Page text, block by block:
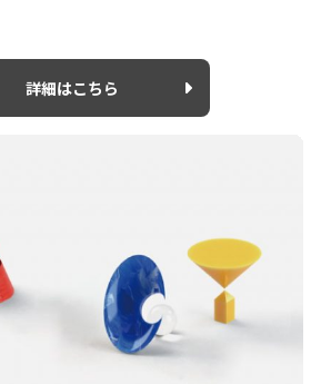
詳細はこちら